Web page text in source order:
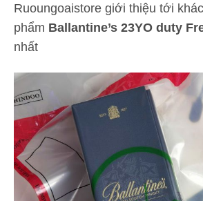
Ruoungoaistore giới thiệu tới
phẩm Ballantine’s 23YO duty
nhất